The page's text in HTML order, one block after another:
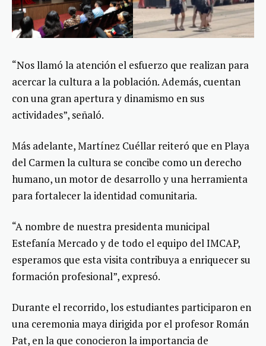
“Nos llamó la atención el esfuerzo que realizan para
acercar la cultura a la población. Además, cuentan
con una gran apertura y dinamismo en sus
actividades”, señaló.
Más adelante, Martínez Cuéllar reiteró que en Playa
del Carmen la cultura se concibe como un derecho
humano, un motor de desarrollo y una herramienta
para fortalecer la identidad comunitaria.
“A nombre de nuestra presidenta municipal
Estefanía Mercado y de todo el equipo del IMCAP,
esperamos que esta visita contribuya a enriquecer su
formación profesional”, expresó.
Durante el recorrido, los estudiantes participaron en
una ceremonia maya dirigida por el profesor Román
Pat, en la que conocieron la importancia de